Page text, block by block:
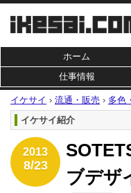
ホーム
仕事情報
イケサイ › 流通・販売 › 多色
イケサイ紹介
2013
8/23
ブデザ